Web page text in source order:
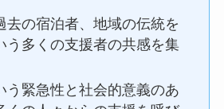
去の宿泊者、地域の伝統を
う多くの支援者の共感を集
う緊急性と社会的意義のあ